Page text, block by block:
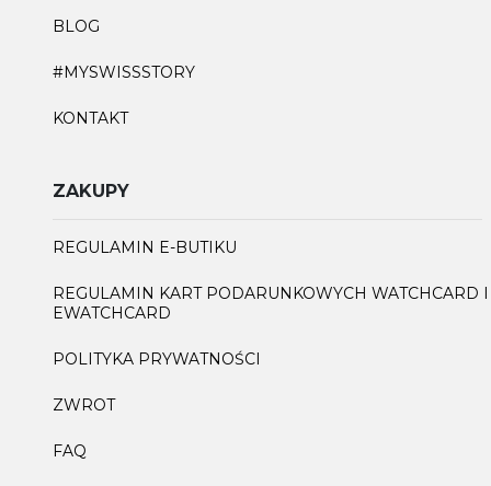
BLOG
#MYSWISSSTORY
KONTAKT
ZAKUPY
REGULAMIN E-BUTIKU
REGULAMIN KART PODARUNKOWYCH WATCHCARD I
EWATCHCARD
POLITYKA PRYWATNOŚCI
ZWROT
FAQ